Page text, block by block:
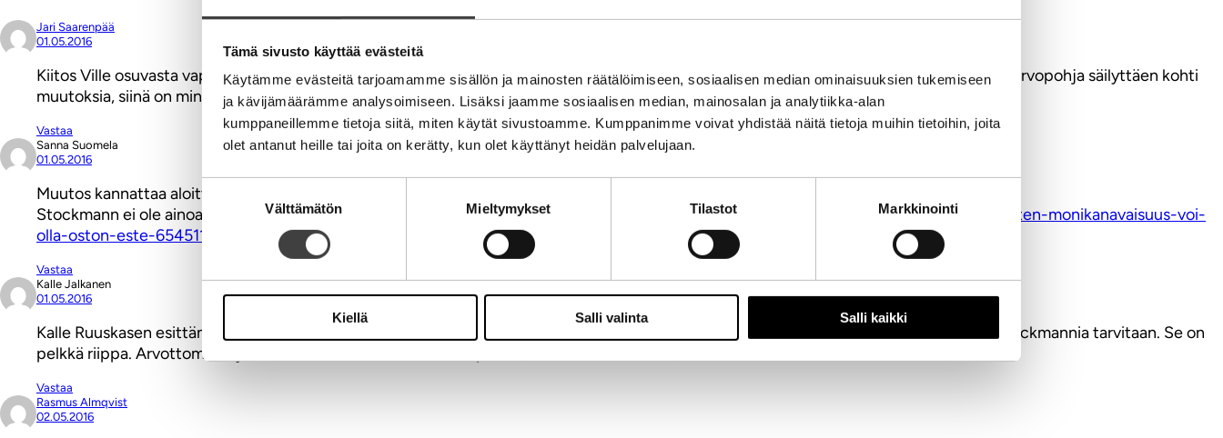
Tämä sivusto käyttää evästeitä
Käytämme evästeitä tarjoamamme sisällön ja mainosten räätälöimiseen, sosiaalisen median ominaisuuksien tukemiseen
ja kävijämäärämme analysoimiseen. Lisäksi jaamme sosiaalisen median, mainosalan ja analytiikka-alan
kumppaneillemme tietoja siitä, miten käytät sivustoamme. Kumppanimme voivat yhdistää näitä tietoja muihin tietoihin, joita
olet antanut heille tai joita on kerätty, kun olet käyttänyt heidän palvelujaan.
Välttämätön Mieltymykset Tilastot Markkinointi
Kiellä Salli valinta Salli kaikki
Jari Saarenpää
01.05.2016
Kiitos Ville osuvasta vappupuheestasi! Valitettavasti navetoista nousee käryä liian monesta paikasta, enkä tarkoita lehmänlannan käryä… Arvopohja säilyttäen kohti
muutoksia, siinä on minunkin motto!
Vastaa
Sanna Suomela
01.05.2016
Muutos kannattaa aloittaa asiakkaista, kenelle tarjotaan ja mitä. Asiakas, kun nostetaan muotoilun ytimeen, kaikki muu seuraa perässä.
Stockmann ei ole ainoa yritys, joka tätä vielä harjoittelee. Yhden asiakaspolun voit lukea täältähttp://www.tivi.fi/Kumppanit/Sofigate/miten-monikanavaisuus-voi-
olla-oston-este-6545118
Vastaa
Kalle Jalkanen
01.05.2016
Kalle Ruuskasen esittämä ajatus kiinteistöjen jalostuksesta hotelliksi, tuossa Helsingin ja maailman kolkassa on hyvä. Mutta mihin siinä Stockmannia tarvitaan. Se on
pelkkä riippa. Arvottomaksi yliarvostettu brändi. Missään ei tapahdu, ei varsinkaan muutu, mitään merkittävää kun se katoaa.
Vastaa
Rasmus Almqvist
02.05.2016